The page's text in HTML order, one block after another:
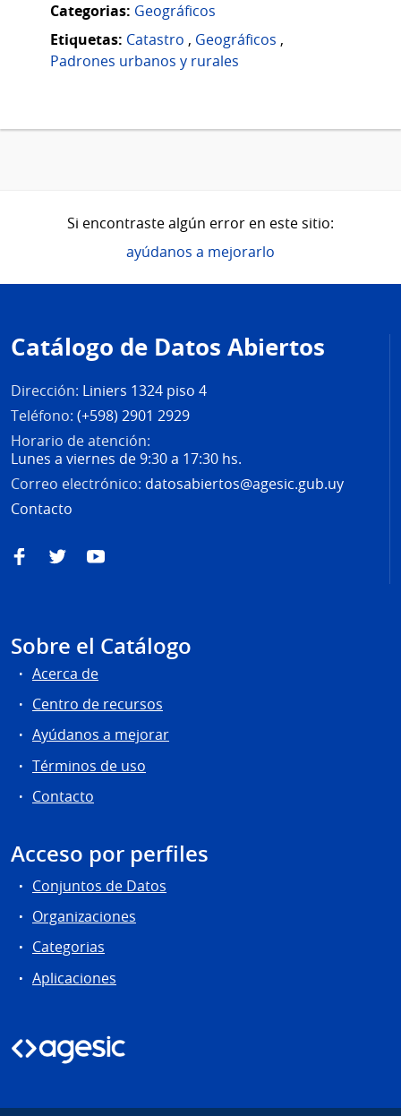
Categorias: Geográficos
Etiquetas: Catastro , Geográficos ,
Padrones urbanos y rurales
Si encontraste algún error en este sitio:
ayúdanos a mejorarlo
de
página
Catálogo de Datos Abiertos
Dirección: Liniers 1324 piso 4
Teléfono: (+598) 2901 2929
Horario de atención:
Lunes a viernes de 9:30 a 17:30 hs.
Correo electrónico: datosabiertos@agesic.gub.uy
Contacto
FacebookTwitterYouTube
Sobre el Catálogo
Acerca de
Centro de recursos
Ayúdanos a mejorar
Términos de uso
Contacto
Acceso por perfiles
Conjuntos de Datos
Organizaciones
Categorias
Aplicaciones